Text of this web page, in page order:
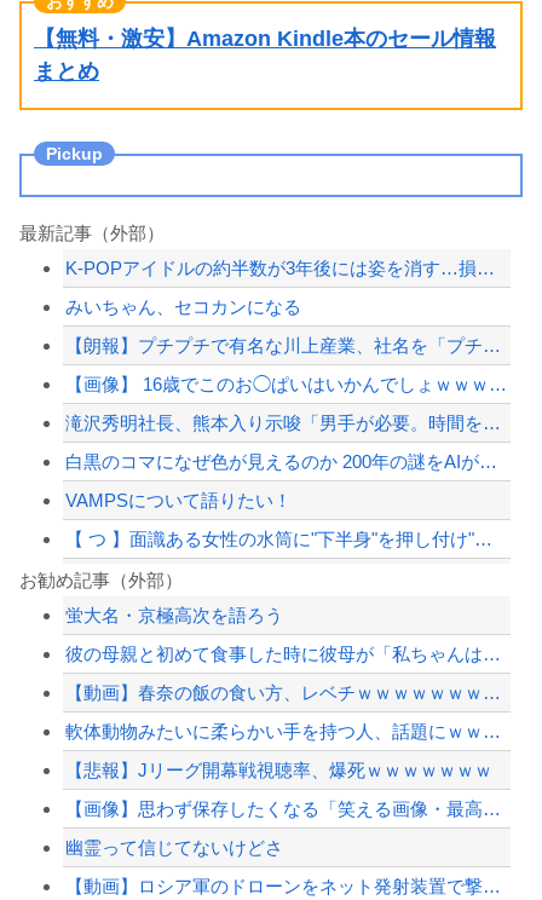
【無料・激安】Amazon Kindle本のセール情報
まとめ
最新記事（外部）
K-POPアイドルの約半数が3年後には姿を消す…損益分岐点突破は4％未満
みいちゃん、セコカンになる
【朗報】プチプチで有名な川上産業、社名を「プチプチ株式会社」に変更ｗｗｗｗｗ
【画像】 16歳でこのお◯ぱいはいかんでしょｗｗｗwｗｗｗｗｗｗｗｗ❤
滝沢秀明社長、熊本入り示唆「男手が必要。時間を見つけて行きたい」
白黒のコマになぜ色が見えるのか 200年の謎をAIが解明！
VAMPSについて語りたい！
【 つ 】面識ある女性の水筒に"下半身"を押し付け"使用不能"にした疑い 66歳...
【悲報】ボートでかっ飛ばしてたセレブ集団、ふっ飛ぶｗｗｗｗ
【最近】冷たい空調服ってやつが出てるらしくめっちゃ欲しい
【配信者】「金バエ」のSNS更新が1週間途絶え、様々な憶測が飛び交う。1週間ぶり...
お勧め記事（外部）
蛍大名・京極高次を語ろう
彼の母親と初めて食事した時に彼母が「私ちゃんは結婚したら仕事辞める予定なんですっ...
【動画】春奈の飯の食い方、レベチｗｗｗｗｗｗｗｗｗｗｗｗｗｗｗｗｗｗｗｗｗｗｗｗ
軟体動物みたいに柔らかい手を持つ人、話題にｗｗｗｗ「脳が理解を拒む」「ミギー」
【悲報】Jリーグ開幕戦視聴率、爆死ｗｗｗｗｗｗｗ
【画像】思わず保存したくなる「笑える画像・最高な画像」貼っていけｗｗｗｗｗ
幽霊って信じてないけどさ
【動画】ロシア軍のドローンをネット発射装置で撃墜するウクライナ。